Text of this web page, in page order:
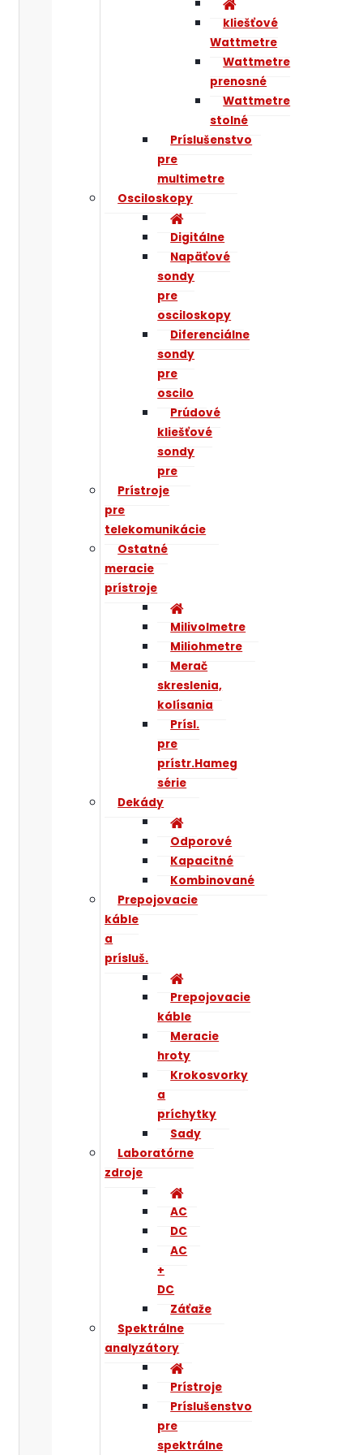
kliešťové
Wattmetre
Wattmetre
prenosné
Wattmetre
stolné
Príslušenstvo
pre
multimetre
Osciloskopy
Digitálne
Napäťové
sondy
pre
osciloskopy
Diferenciálne
sondy
pre
oscilo
Prúdové
kliešťové
sondy
pre
Prístroje
pre
telekomunikácie
Ostatné
meracie
prístroje
Milivolmetre
Miliohmetre
Merač
skreslenia,
kolísania
Prísl.
pre
prístr.Hameg
série
Dekády
Odporové
Kapacitné
Kombinované
Prepojovacie
káble
a
prísluš.
Prepojovacie
káble
Meracie
hroty
Krokosvorky
a
príchytky
Sady
Laboratórne
zdroje
AC
DC
AC
+
DC
Záťaže
Spektrálne
analyzátory
Prístroje
Príslušenstvo
pre
spektrálne